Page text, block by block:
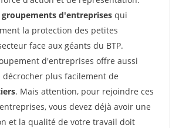
groupements d'entreprises qui
la protection des petites
face aux géants du BTP.
d'entreprises offre aussi
plus facilement de
. Mais attention, pour rejoindre ces
vous devez déjà avoir une
et la qualité de votre travail doit